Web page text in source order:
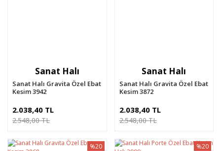
Sanat Halı
Sanat Halı Gravita Özel Ebat
Kesim 3942
2.038,40 TL
2.548,00 TL
Sanat Halı
Sanat Halı Gravita Özel Ebat
Kesim 3872
2.038,40 TL
2.548,00 TL
%20 %20